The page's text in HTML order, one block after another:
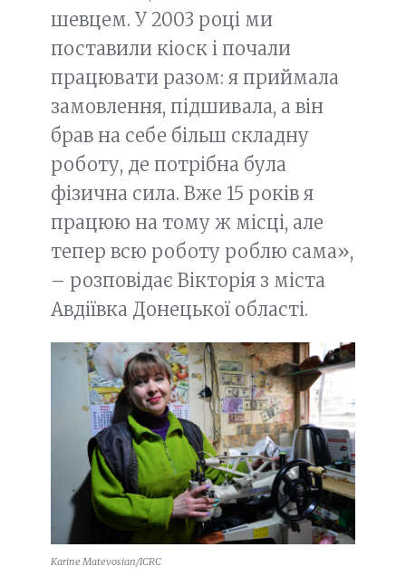
шевцем. У 2003 році ми
поставили кіоск і почали
працювати разом: я приймала
замовлення, підшивала, а він
брав на себе більш складну
роботу, де потрібна була
фізична сила. Вже 15 років я
працюю на тому ж місці, але
тепер всю роботу роблю сама»,
– розповідає Вікторія з міста
Авдіївка Донецької області.
Karine Matevosian/ICRC